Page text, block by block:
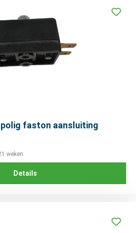
faston aansluiting
weken
Details